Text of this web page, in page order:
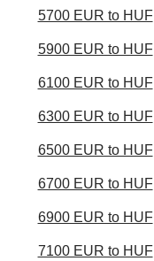
5700 EUR to HUF
5900 EUR to HUF
6100 EUR to HUF
6300 EUR to HUF
6500 EUR to HUF
6700 EUR to HUF
6900 EUR to HUF
7100 EUR to HUF